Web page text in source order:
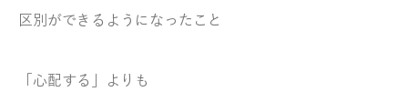
区別ができるようになったこと
「心配する」よりも